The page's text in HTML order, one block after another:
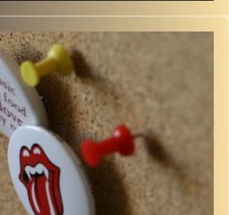
קלאסיקות רוק עם אורן הוף
włodi